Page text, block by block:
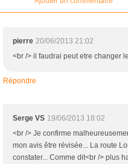
pierre 20/06/2013 21:02
<br /> il faudrai peut etre changer
Répondre
Serge VS 19/06/2013 18:02
<br /> Je confirme
mon avis être révisée... La route
constater... Comme dit<br /> plus